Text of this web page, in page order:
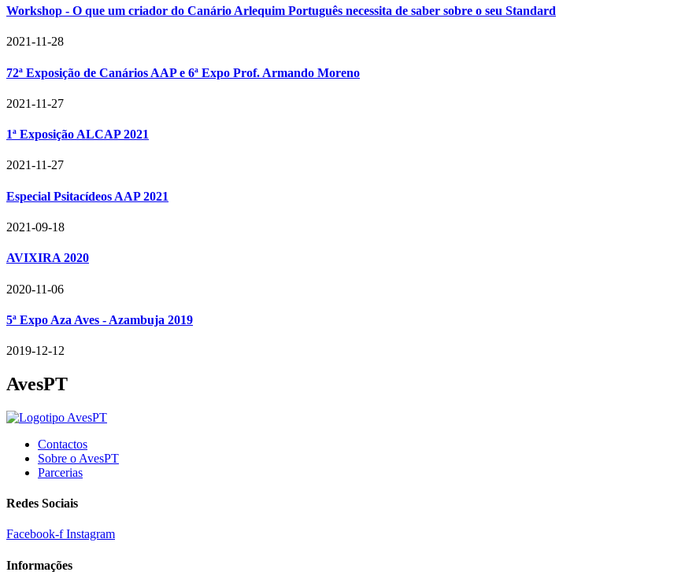
Workshop - O que um criador do Canário Arlequim Português necessita de saber sobre o seu Standard
2021-11-28
72ª Exposição de Canários AAP e 6ª Expo Prof. Armando Moreno
2021-11-27
1ª Exposição ALCAP 2021
2021-11-27
Especial Psitacídeos AAP 2021
2021-09-18
AVIXIRA 2020
2020-11-06
5ª Expo Aza Aves - Azambuja 2019
2019-12-12
AvesPT
Contactos
Sobre o AvesPT
Parcerias
Redes Sociais
Facebook-f Instagram
Informações